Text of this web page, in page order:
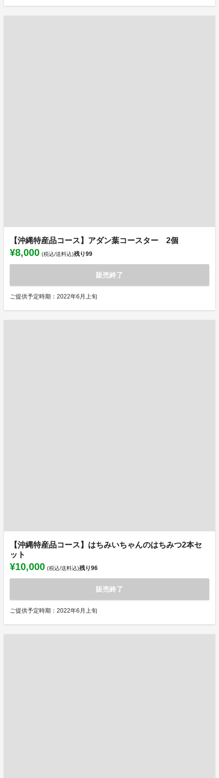
【沖縄特産品コース】アダン葉コースター 2個
¥8,000 (税込/送料込)残り99
販売終了
ご提供予定時期：2022年6月上旬
【沖縄特産品コース】はちみいちゃんのはちみつ2本セ
ット
¥10,000 (税込/送料込)残り96
販売終了
ご提供予定時期：2022年6月上旬